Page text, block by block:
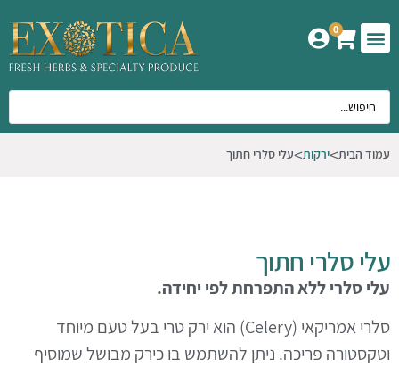
0
עמוד הבית ירקות עלי סלרי חתוך
עלי סלרי חתוך
עלי סלרי ללא התפרחת לפי יחידה.
סלרי אמריקאי (Celery) הוא ירק טרי בעל טעם מיוחד
וטקסטורה פריכה. ניתן להשתמש בו כירק מבושל שמוסיף